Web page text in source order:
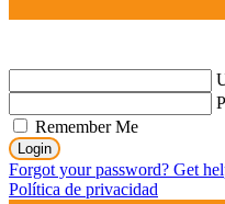
Remember Me
Login
Forgot your password? Get
Política de privacidad